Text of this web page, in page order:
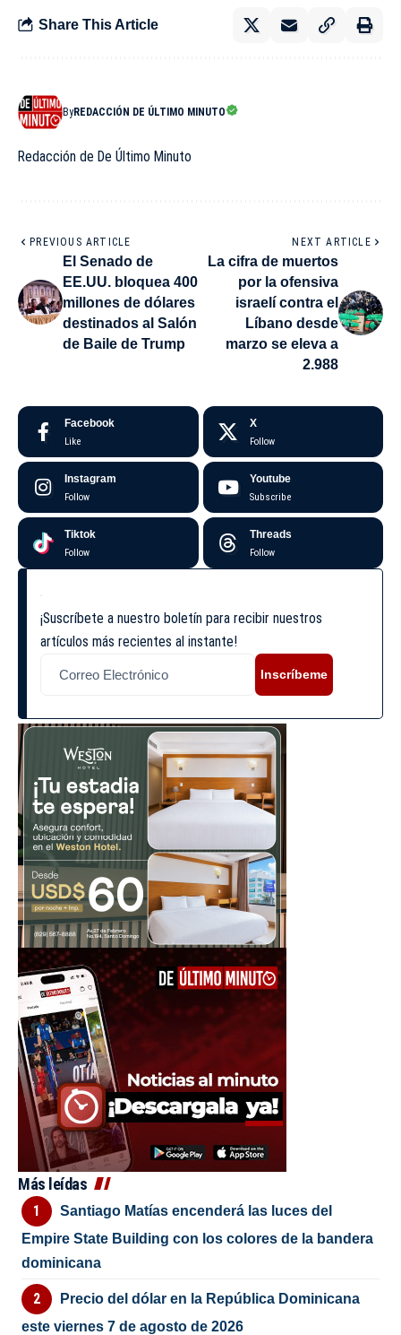
Share This Article
ByREDACCIÓN DE ÚLTIMO MINUTO
Redacción de De Último Minuto
PREVIOUS ARTICLE
El Senado de
EE.UU. bloquea 400
millones de dólares
destinados al Salón
de Baile de Trump
NEXT ARTICLE
La cifra de muertos
por la ofensiva
israelí contra el
Líbano desde
marzo se eleva a
2.988
Facebook
Like
X
Follow
Instagram
Follow
Youtube
Subscribe
Tiktok
Follow
Threads
Follow
¡Suscríbete a nuestro boletín para recibir nuestros
artículos más recientes al instante!
Inscríbeme
Más leídas
Santiago Matías encenderá las luces del
Empire State Building con los colores de la bandera
dominicana
Precio del dólar en la República Dominicana
este viernes 7 de agosto de 2026